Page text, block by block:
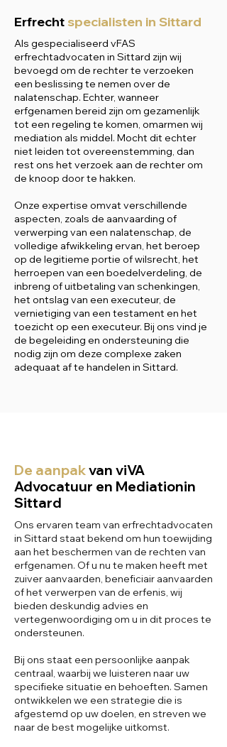
Erfrecht specialisten in Sittard
Als gespecialiseerd vFAS
erfrechtadvocaten in Sittard zijn wij
bevoegd om de rechter te verzoeken
een beslissing te nemen over de
nalatenschap. Echter, wanneer
erfgenamen bereid zijn om gezamenlijk
tot een regeling te komen, omarmen wij
mediation als middel. Mocht dit echter
niet leiden tot overeenstemming, dan
rest ons het verzoek aan de rechter om
de knoop door te hakken.
Onze expertise omvat verschillende
aspecten, zoals de aanvaarding of
verwerping van een nalatenschap, de
volledige afwikkeling ervan, het beroep
op de legitieme portie of wilsrecht, het
herroepen van een boedelverdeling, de
inbreng of uitbetaling van schenkingen,
het ontslag van een executeur, de
vernietiging van een testament en het
toezicht op een executeur. Bij ons vind je
de begeleiding en ondersteuning die
nodig zijn om deze complexe zaken
adequaat af te handelen in Sittard.
De aanpakvan viVA
Advocatuur en Mediationin
Sittard
Ons ervaren team van erfrechtadvocaten
in Sittard staat bekend om hun toewijding
aan het beschermen van de rechten van
erfgenamen. Of u nu te maken heeft met
zuiver aanvaarden, beneficiair aanvaarden
of het verwerpen van de erfenis, wij
bieden deskundig advies en
vertegenwoordiging om u in dit proces te
ondersteunen.
Bij ons staat een persoonlijke aanpak
centraal, waarbij we luisteren naar uw
specifieke situatie en behoeften. Samen
ontwikkelen we een strategie die is
afgestemd op uw doelen, en streven we
naar de best mogelijke uitkomst.